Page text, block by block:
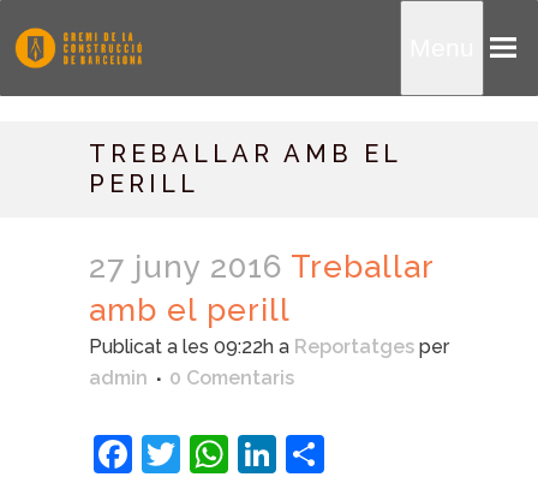
TREBALLAR AMB EL
PERILL
27 juny 2016 Treballar
amb el perill
Publicat a les 09:22h a Reportatges per
admin
0 Comentaris
Facebook
Twitter
WhatsApp
LinkedIn